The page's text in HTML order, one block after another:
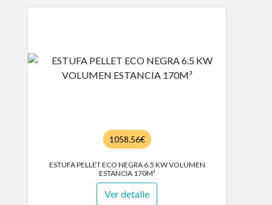
1058.56€
ESTUFA PELLET ECO NEGRA 6.5 KW VOLUMEN
ESTANCIA 170M³
Ver detalle